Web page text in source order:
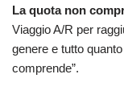
La quota non
Viaggio A/R per
genere e tutto
comprende”.